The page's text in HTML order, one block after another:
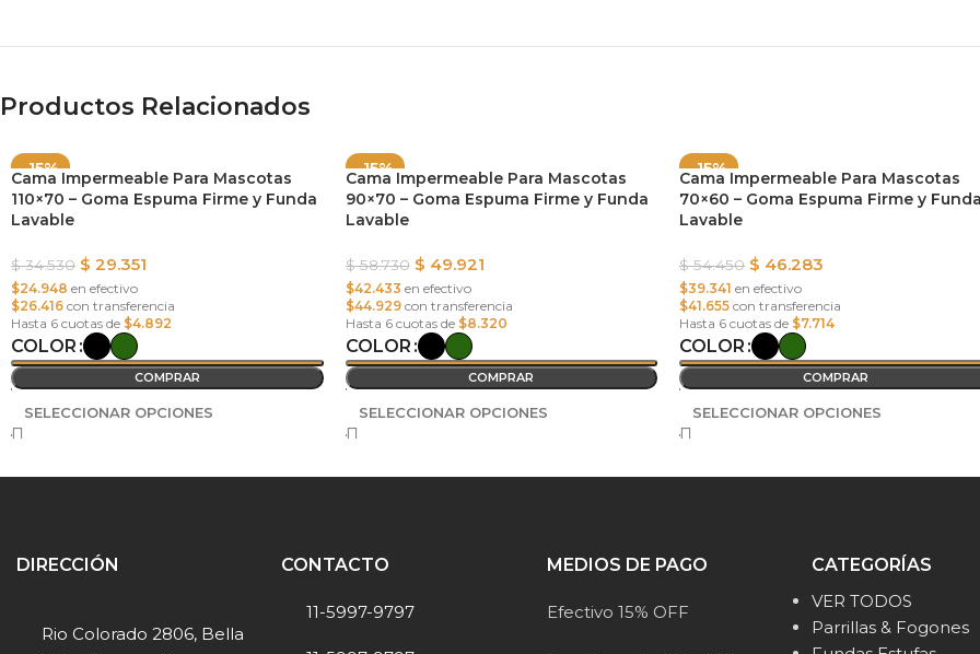
Productos Relacionados
-15%
Cama Impermeable Para Mascotas
110×70 – Goma Espuma Firme y Funda
Lavable
$34.530 $ 29.351
$24.948 en efectivo
$26.416 con transferencia
Hasta 6 cuotas de $4.892
COLOR
COMPRAR
SELECCIONAR OPCIONES
-15%
Cama Impermeable Para Mascotas
90×70 – Goma Espuma Firme y Funda
Lavable
$58.730 $ 49.921
$42.433 en efectivo
$44.929con transferencia
Hasta 6 cuotas de $8.320
COLOR
COMPRAR
SELECCIONAR OPCIONES
-15%
Cama Impermeable Para Mascotas
70×60 – Goma Espuma Firme y
Lavable
$54.450 $ 46.283
$39.341 en efectivo
$41.655 con transferencia
Hasta 6 cuotas de $7.714
COLOR
COMPRAR
SELECCIONAR OPCIONES
DIRECCIÓN
Rio Colorado 2806, Bella
CONTACTO
11-5997-9797
MEDIOS DE PAGO
Efectivo 15% OFF
CATEGORÍAS
VER TODOS
Parrillas & Fogones